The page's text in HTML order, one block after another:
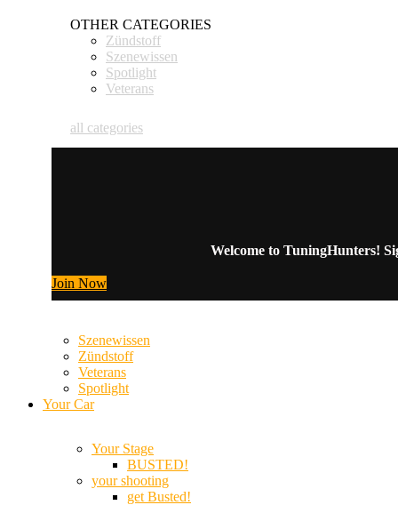
OTHER CATEGORIES
Zündstoff
Szenewissen
Spotlight
Veterans
all categories
Welcome to TuningHunters!
Join Now
Szenewissen
Zündstoff
Veterans
Spotlight
Your Car
Your Stage
BUSTED!
your shooting
get Busted!